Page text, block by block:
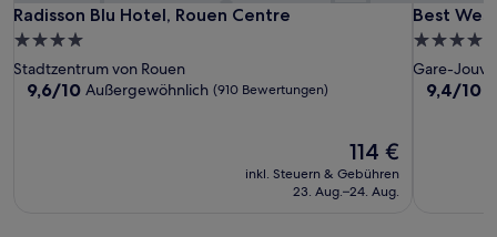
Radisson Blu Hotel, Rouen Centre
Radisson Blu Hotel, Rouen Centre
4.0-
Sterne-
Unterkunft
Stadtzentrum von Rouen
9.6
9,6/10 Außergewöhnlich (910 Bewertungen)
Der
Preis
beträgt
114 €
inkl. Steuern & Gebühren
23. Aug.–24. Aug.
Best
Best
4.0-
Sterne-
Gare-
9.4
9,4/10